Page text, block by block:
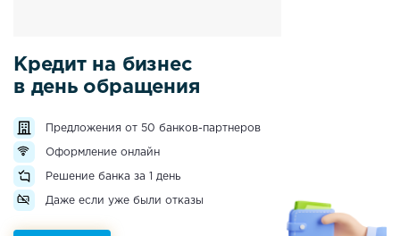
Кредит на бизнес
в день обращения
Предложения от 50 банков-партнеров
Оформление онлайн
Решение банка за 1 день
Даже если уже были отказы